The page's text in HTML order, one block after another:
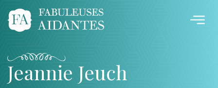
Jeannie Jeuch